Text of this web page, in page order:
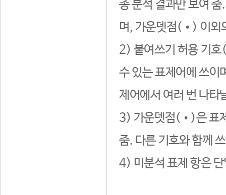
종 분석 결과만 보여
며, 가운뎃점(•) 이외
2) 붙여쓰기 허용 기호
수 있는 표제어에 쓰이
제어에서 여러 번 나타
3) 가운뎃점(•)은 표
줌. 다른 기호와 함께
4) 미분석 표제 항은